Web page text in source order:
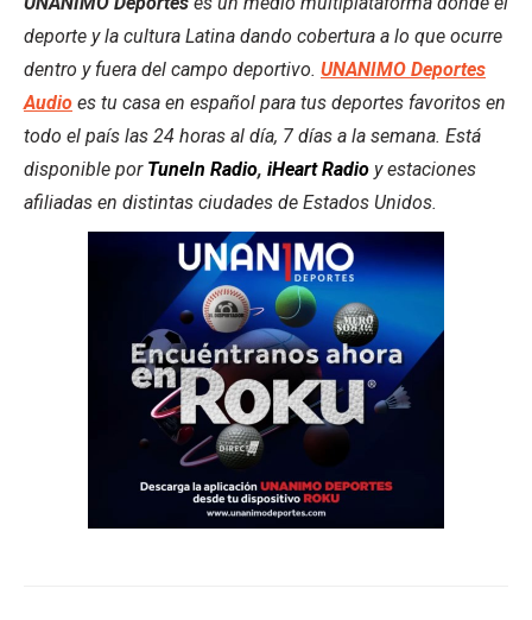
deporte y la cultura Latina dando cobertura a lo que ocurre
dentro y fuera del campo deportivo. UNANIMO Deportes
Audio es tu casa en español para tus deportes favoritos en
todo el país las 24 horas al día, 7 días a la semana. Está
disponible por TuneIn Radio, iHeart Radio y estaciones
afiliadas en distintas ciudades de Estados Unidos.